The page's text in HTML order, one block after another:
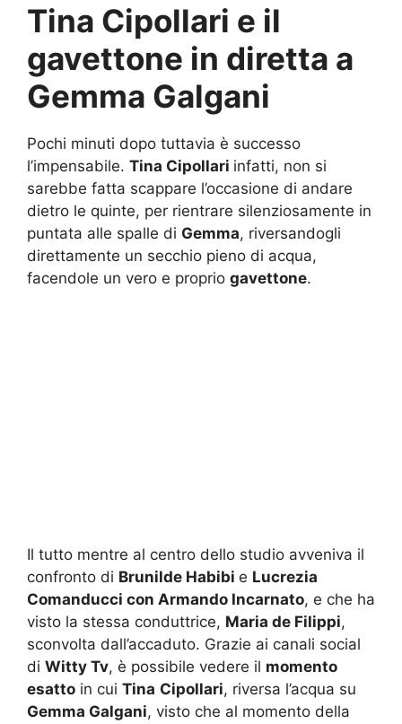
Tina Cipollari e il
gavettone in diretta a
Gemma Galgani
Pochi minuti dopo tuttavia è successo
l’impensabile. Tina Cipollari infatti, non si
sarebbe fatta scappare l’occasione di andare
dietro le quinte, per rientrare silenziosamente in
puntata alle spalle di Gemma, riversandogli
direttamente un secchio pieno di acqua,
facendole un vero e proprio gavettone.
Il tutto mentre al centro dello studio avveniva il
confronto di Brunilde Habibi e Lucrezia
Comanducci con Armando Incarnato, e che ha
visto la stessa conduttrice, Maria de Filippi,
sconvolta dall’accaduto. Grazie ai canali social
di Witty Tv, è possibile vedere il momento
esatto in cui Tina Cipollari, riversa l’acqua su
Gemma Galgani, visto che al momento della